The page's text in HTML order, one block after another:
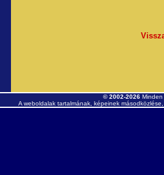
© 2002-2026
A weboldalak tartalmának, képeinek